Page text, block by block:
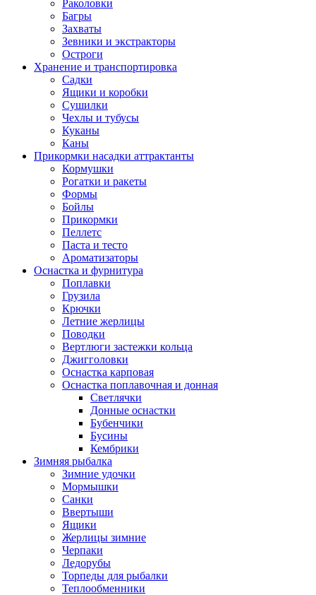
Раколовки
Багры
Захваты
Зевники и экстракторы
Остроги
Хранение и транспортировка
Садки
Ящики и коробки
Сушилки
Чехлы и тубусы
Куканы
Каны
Прикормки насадки аттрактанты
Кормушки
Рогатки и ракеты
Формы
Бойлы
Прикормки
Пеллетс
Паста и тесто
Ароматизаторы
Оснастка и фурнитура
Поплавки
Грузила
Крючки
Летние жерлицы
Поводки
Вертлюги застежки кольца
Джигголовки
Оснастка карповая
Оснастка поплавочная и донная
Светлячки
Донные оснастки
Бубенчики
Бусины
Кембрики
Зимняя рыбалка
Зимние удочки
Мормышки
Санки
Ввертыши
Ящики
Жерлицы зимние
Черпаки
Ледорубы
Торпеды для рыбалки
Теплообменники